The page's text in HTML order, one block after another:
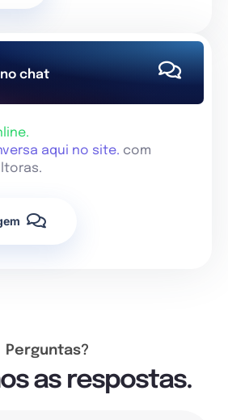
chat
aqui no site. com
Perguntas?
as respostas.